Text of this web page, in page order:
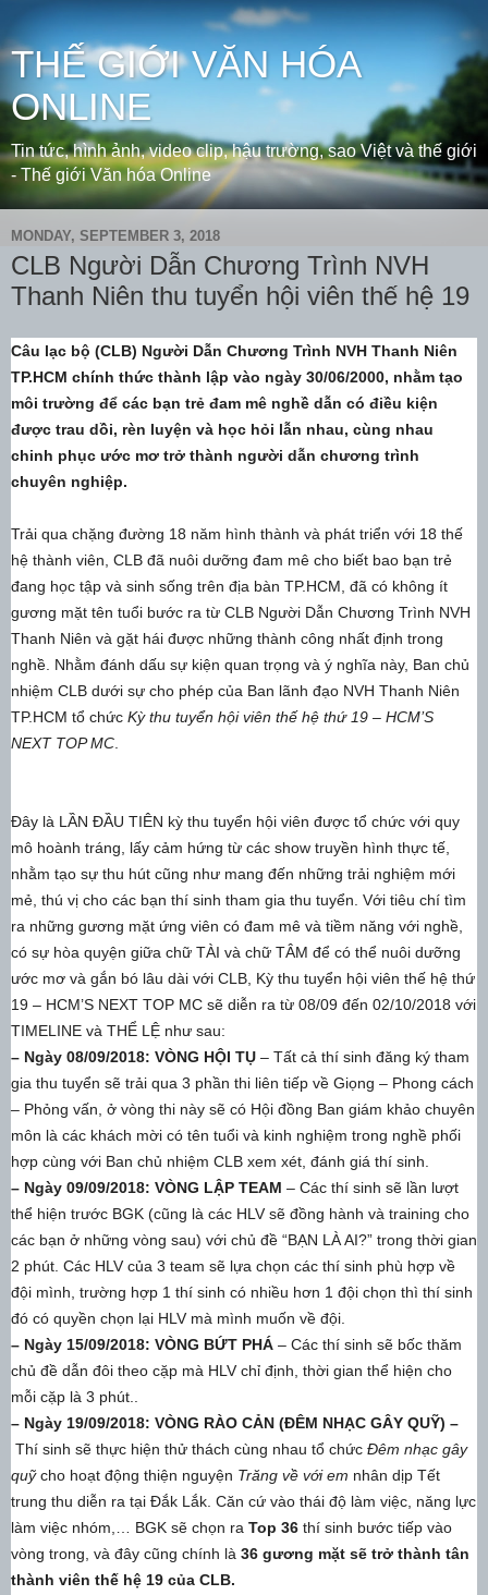
THẾ GIỚI VĂN HÓA
ONLINE
Tin tức, hình ảnh, video clip, hậu trường, sao Việt và thế giới
- Thế giới Văn hóa Online
MONDAY, SEPTEMBER 3, 2018
CLB Người Dẫn Chương Trình NVH
Thanh Niên thu tuyển hội viên thế hệ 19
Câu lạc bộ (CLB) Người Dẫn Chương Trình NVH Thanh Niên
TP.HCM chính thức thành lập vào ngày 30/06/2000, nhằm tạo
môi trường để các bạn trẻ đam mê nghề dẫn có điều kiện
được trau dồi, rèn luyện và học hỏi lẫn nhau, cùng nhau
chinh phục ước mơ trở thành người dẫn chương trình
chuyên nghiệp.
Trải qua chặng đường 18 năm hình thành và phát triển với 18 thế
hệ thành viên, CLB đã nuôi dưỡng đam mê cho biết bao bạn trẻ
đang học tập và sinh sống trên địa bàn TP.HCM, đã có không ít
gương mặt tên tuổi bước ra từ CLB Người Dẫn Chương Trình NVH
Thanh Niên và gặt hái được những thành công nhất định trong
nghề. Nhằm đánh dấu sự kiện quan trọng và ý nghĩa này, Ban chủ
nhiệm CLB dưới sự cho phép của Ban lãnh đạo NVH Thanh Niên
TP.HCM tổ chức Kỳ thu tuyển hội viên thế hệ thứ 19 – HCM’S
NEXT TOP MC
Đây là LẦN ĐẦU TIÊN kỳ thu tuyển hội viên được tổ chức với quy
mô hoành tráng, lấy cảm hứng từ các show truyền hình thực tế,
nhằm tạo sự thu hút cũng như mang đến những trải nghiệm mới
mẻ, thú vị cho các bạn thí sinh tham gia thu tuyển. Với tiêu chí tìm
ra những gương mặt ứng viên có đam mê và tiềm năng với nghề,
có sự hòa quyện giữa chữ TÀI và chữ TÂM để có thể nuôi dưỡng
ước mơ và gắn bó lâu dài với CLB, Kỳ thu tuyển hội viên thế hệ thứ
19 – HCM’S NEXT TOP MC sẽ diễn ra từ 08/09 đến 02/10/2018 với
TIMELINE và THỂ LỆ như sau:
– Ngày 08/09/2018: VÒNG HỘI TỤ – Tất cả thí sinh đăng ký tham
gia thu tuyển sẽ trải qua 3 phần thi liên tiếp về Giọng – Phong cách
– Phỏng vấn, ở vòng thi này sẽ có Hội đồng Ban giám khảo chuyên
môn là các khách mời có tên tuổi và kinh nghiệm trong nghề phối
hợp cùng với Ban chủ nhiệm CLB xem xét, đánh giá thí sinh.
– Ngày 09/09/2018: VÒNG LẬP TEAM – Các thí sinh sẽ lần lượt
thể hiện trước BGK (cũng là các HLV sẽ đồng hành và training cho
các bạn ở những vòng sau) với chủ đề “BẠN LÀ AI?” trong thời gian
2 phút. Các HLV của 3 team sẽ lựa chọn các thí sinh phù hợp về
đội mình, trường hợp 1 thí sinh có nhiều hơn 1 đội chọn thì thí sinh
đó có quyền chọn lại HLV mà mình muốn về đội.
– Ngày 15/09/2018: VÒNG BỨT PHÁ – Các thí sinh sẽ bốc thăm
chủ đề dẫn đôi theo cặp mà HLV chỉ định, thời gian thể hiện cho
mỗi cặp là 3 phút..
– Ngày 19/09/2018: VÒNG RÀO CẢN (ĐÊM NHẠC GÂY QUỸ) –
Thí sinh sẽ thực hiện thử thách cùng nhau tổ chức Đêm nhạc gây
quỹcho hoạt động thiện nguyện Trăng về với em nhân dịp Tết
trung thu diễn ra tại Đắk Lắk. Căn cứ vào thái độ làm việc, năng lực
làm việc nhóm,… BGK sẽ chọn ra Top 36 thí sinh bước tiếp vào
vòng trong, và đây cũng chính là 36 gương mặt sẽ trở thành tân
thành viên thế hệ 19 của CLB.